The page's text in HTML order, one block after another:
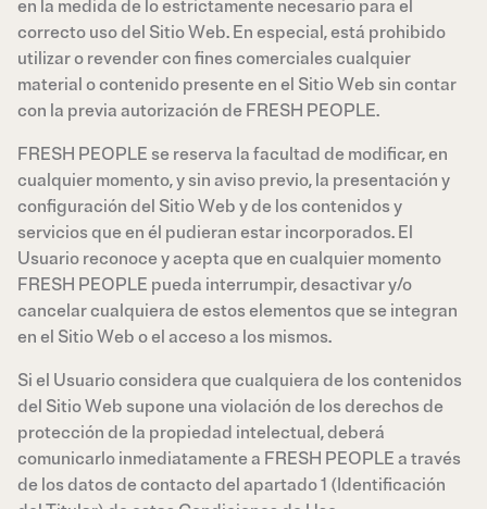
en la medida de lo estrictamente necesario para el
correcto uso del Sitio Web. En especial, está prohibido
utilizar o revender con fines comerciales cualquier
material o contenido presente en el Sitio Web sin contar
con la previa autorización de FRESH PEOPLE.
FRESH PEOPLE se reserva la facultad de modificar, en
cualquier momento, y sin aviso previo, la presentación y
configuración del Sitio Web y de los contenidos y
servicios que en él pudieran estar incorporados. El
Usuario reconoce y acepta que en cualquier momento
FRESH PEOPLE pueda interrumpir, desactivar y/o
cancelar cualquiera de estos elementos que se integran
en el Sitio Web o el acceso a los mismos.
Si el Usuario considera que cualquiera de los contenidos
del Sitio Web supone una violación de los derechos de
protección de la propiedad intelectual, deberá
comunicarlo inmediatamente a FRESH PEOPLE a través
de los datos de contacto del apartado 1 (Identificación